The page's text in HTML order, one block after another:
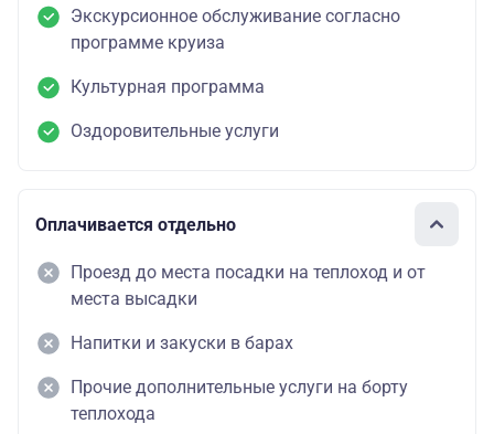
Экскурсионное обслуживание согласно
программе круиза
Культурная программа
Оздоровительные услуги
Оплачивается отдельно
Проезд до места посадки на теплоход и от
места высадки
Напитки и закуски в барах
Прочие дополнительные услуги на борту
теплохода